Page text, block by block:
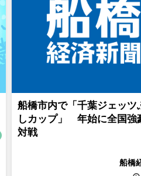
船橋市内で「千葉ジェッツ
しカップ」 年始に全国強
対戦
船橋